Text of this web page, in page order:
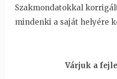
Szakmondatokkal
mindenki a saját helyére
Várjuk a